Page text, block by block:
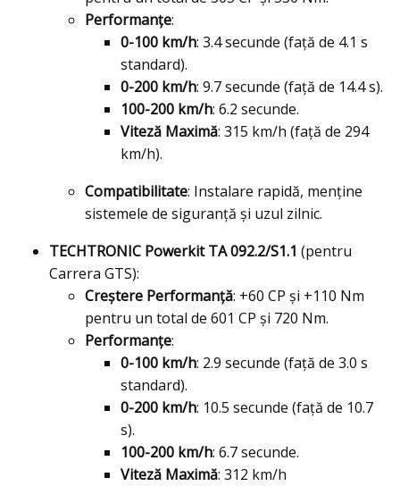
Performanțe:
0-100 km/h: 3.4 secunde (față de 4.1 s
standard).
0-200 km/h: 9.7 secunde (față de 14.4 s).
100-200 km/h: 6.2 secunde.
Viteză Maximă: 315 km/h (față de 294
km/h).
Compatibilitate: Instalare rapidă, menține
sistemele de siguranță și uzul zilnic.
TECHTRONIC Powerkit TA 092.2/S1.1 (pentru
Carrera GTS):
Creștere Performanță: +60 CP și +110 Nm
pentru un total de 601 CP și 720 Nm.
Performanțe:
0-100 km/h: 2.9 secunde (față de 3.0 s
standard).
0-200 km/h: 10.5 secunde (față de 10.7
s).
100-200 km/h: 6.7 secunde.
Viteză Maximă: 312 km/h